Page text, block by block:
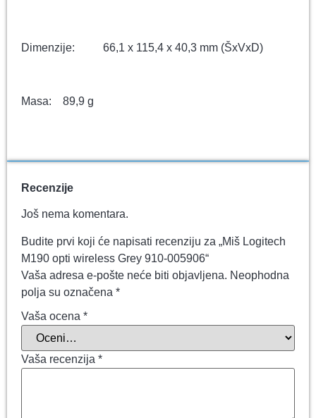
Dimenzije: 66,1 x 115,4 x 40,3 mm (ŠxVxD)
Masa: 89,9 g
Recenzije
Još nema komentara.
Budite prvi koji će napisati recenziju za „Miš Logitech
M190 opti wireless Grey 910-005906“
Vaša adresa e-pošte neće biti objavljena. Neophodna
polja su označena *
Vaša ocena *
Vaša recenzija *